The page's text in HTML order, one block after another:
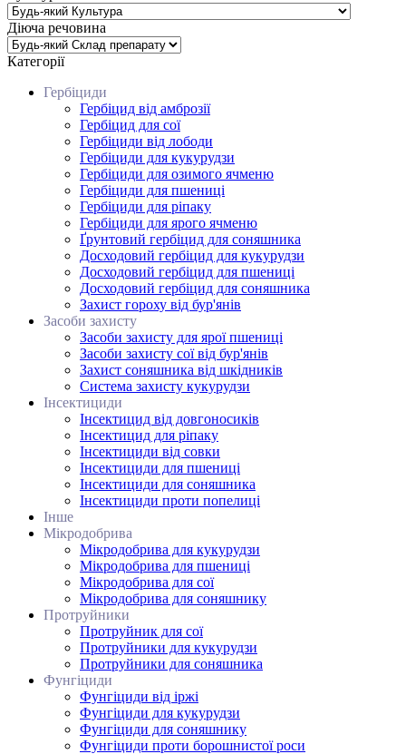
Діюча речовина
Категорії
Гербіциди
Гербіцид від амброзії
Гербіцид для сої
Гербіциди від лободи
Гербіциди для кукурудзи
Гербіциди для озимого ячменю
Гербіциди для пшениці
Гербіциди для ріпаку
Гербіциди для ярого ячменю
Ґрунтовий гербіцид для соняшника
Досходовий гербіцид для кукурудзи
Досходовий гербіцид для пшениці
Досходовий гербіцид для соняшника
Захист гороху від бур'янів
Засоби захисту
Засоби захисту для ярої пшениці
Засоби захисту сої від бур'янів
Захист соняшника від шкідників
Система захисту кукурудзи
Інсектициди
Інсектицид від довгоносиків
Інсектицид для ріпаку
Інсектициди від совки
Інсектициди для пшениці
Інсектициди для соняшника
Інсектициди проти попелиці
Інше
Мікродобрива
Мікродобрива для кукурудзи
Мікродобрива для пшениці
Мікродобрива для сої
Мікродобрива для соняшнику
Протруйники
Протруйник для сої
Протруйники для кукурудзи
Протруйники для соняшника
Фунгіциди
Фунгіциди від іржі
Фунгіциди для кукурудзи
Фунгіциди для соняшнику
Фунгіциди проти борошнистої роси